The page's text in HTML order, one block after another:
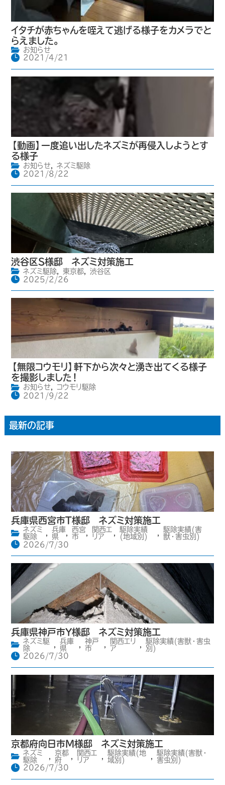
イタチが赤ちゃんを咥えて逃げる様子をカメラでと
らえました。
お知らせ
2021/4/21
【動画】一度追い出したネズミが再侵入しようとす
る様子
お知らせ,
ネズミ駆除
2021/8/22
渋谷区S様邸 ネズミ対策施工
ネズミ駆除, 東京都,
渋谷区
2025/2/26
【無限コウモリ】軒下から次々と湧き出てくる様子
を撮影しました！
お知らせ,
コウモリ駆除
2021/9/22
最新の記事
兵庫県西宮市T様邸 ネズミ対策施工
ネズミ
駆除
,
兵庫
県
,
西宮
市
,
関西エ
リア
,
駆除実績
(地域別)
,
駆除実績(害
獣・害虫別)
2026/7/30
兵庫県神戸市Y様邸 ネズミ対策施工
ネズミ駆
除
,
兵庫
県
,
神戸
市
,
関西エリ
ア
,
駆除実績(害獣・害虫
別)
2026/7/30
京都府向日市M様邸 ネズミ対策施工
ネズミ
駆除
,
京都
府
,
関西エ
リア
,
駆除実績(地
域別)
,
駆除実績(害獣・
害虫別)
2026/7/30